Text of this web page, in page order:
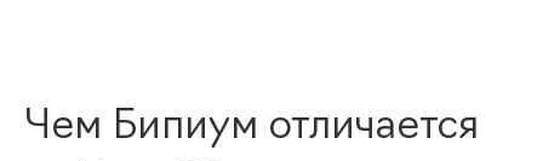
Чем Бипиум отличается